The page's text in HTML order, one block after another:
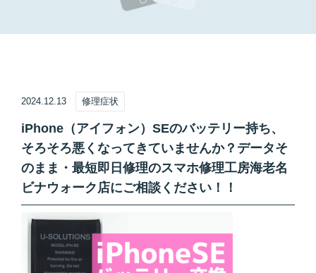
2024.12.13 修理症状
iPhone（アイフォン）SEのバッテリー持ち、
そろそろ悪くなってきていませんか？データそ
のまま・最短即日修理のスマホ修理工房海老名
ビナウォーク店にご相談ください！！